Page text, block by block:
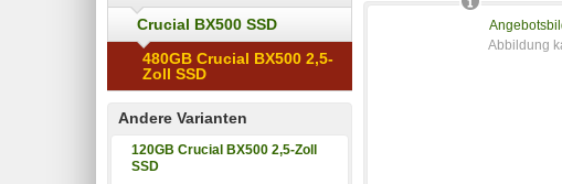
Crucial BX500 SSD
480GB Crucial BX500 2,5-
Zoll SSD
Andere Varianten
120GB Crucial BX500 2,5-Zoll
SSD